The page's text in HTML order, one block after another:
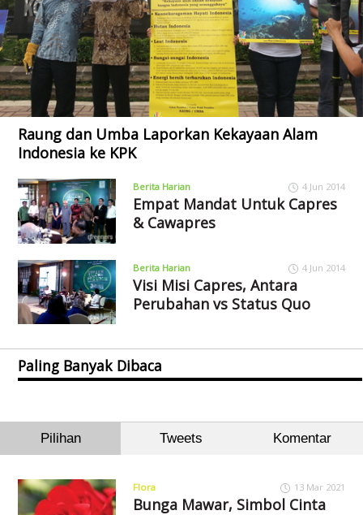
Raung dan Umba Laporkan Kekayaan Alam
Indonesia ke KPK
Berita Harian 4 Jun 2014
Empat Mandat Untuk Capres
& Cawapres
Berita Harian 4 Jun 2014
Visi Misi Capres, Antara
Perubahan vs Status Quo
Paling Banyak Dibaca
Pilihan Tweets Komentar
Flora 13 Mar 2021
Bunga Mawar, Simbol Cinta